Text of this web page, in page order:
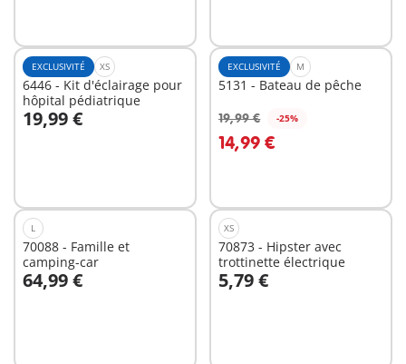
EXCLUSIVITÉ XS
6446 - Kit d'éclairage pour
hôpital pédiatrique
19,99 €
Au panier
EXCLUSIVITÉ M
5131 - Bateau de pêche
19,99 € -25%
14,99 €
L
70088 - Famille et
camping-car
64,99 €
XS
70873 - Hipster avec
trottinette électrique
5,79 €